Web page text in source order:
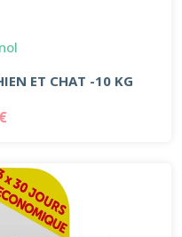
ET CHAT -10 KG